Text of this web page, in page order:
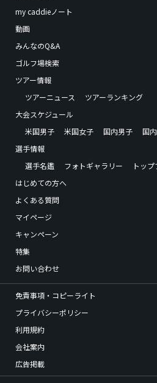
my caddieノート
動画
みんなのQ&A
ゴルフ場検索
ツアー情報
ツアーニュース
ツアーランキング
大会スケジュール
米国男子
米国女子 国内男子
国
選手情報
選手名鑑
フォトギャラリー
トッ
はじめての方へ
よくある質問
マイページ
キャンペーン
特集
お問い合わせ
免責事項・コピーライト
プライバシーポリシー
利用規約
会社案内
広告掲載